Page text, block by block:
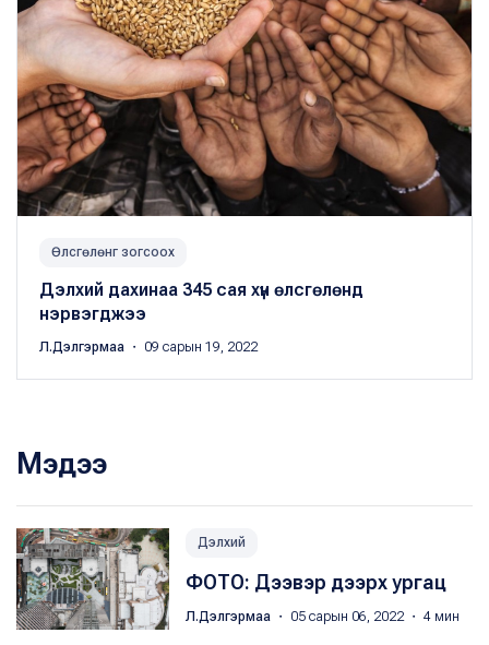
Өлсгөлөнг зогсоох
Дэлхий дахинаа 345 сая хүн өлсгөлөнд
нэрвэгджээ
Л.Дэлгэрмаа ・ 09 сарын 19, 2022
Мэдээ
Дэлхий
ФОТО: Дээвэр дээрх ургац
Л.Дэлгэрмаа ・ 05 сарын 06, 2022 ・ 4 мин